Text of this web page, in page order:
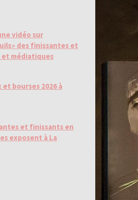
vidéo sur
des finissantes et
et médiatiques
bourses 2026 à
et finissants en
exposent à La